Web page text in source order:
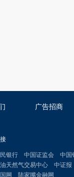
广告招商
银行 中国证监会 中国
天然气交易中心
中证报
网
陆家嘴金融网